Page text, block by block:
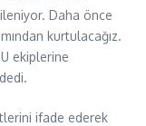
Daha önce
kurtulacağız.
ekiplerine
ifade ederek